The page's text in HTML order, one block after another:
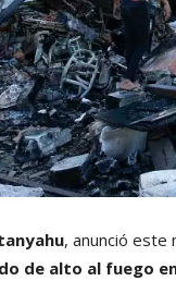
, anunció este
de alto al fuego